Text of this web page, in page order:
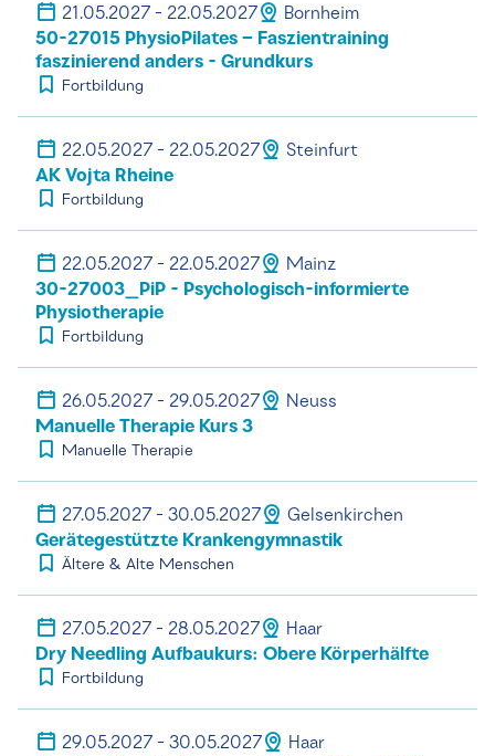
21.05.2027 - 22.05.2027 Bornheim
50-27015 PhysioPilates – Faszientraining
faszinierend anders - Grundkurs
Fortbildung
22.05.2027 - 22.05.2027 Steinfurt
AK Vojta Rheine
Fortbildung
22.05.2027 - 22.05.2027 Mainz
30-27003_PiP - Psychologisch-informierte
Physiotherapie
Fortbildung
26.05.2027 - 29.05.2027 Neuss
Manuelle Therapie Kurs 3
Manuelle Therapie
27.05.2027 - 30.05.2027 Gelsenkirchen
Gerätegestützte Krankengymnastik
Ältere & Alte Menschen
27.05.2027 - 28.05.2027 Haar
Dry Needling Aufbaukurs: Obere Körperhälfte
Fortbildung
29.05.2027 - 30.05.2027 Haar